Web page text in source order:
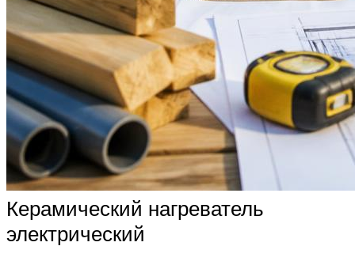
Керамический нагреватель
электрический